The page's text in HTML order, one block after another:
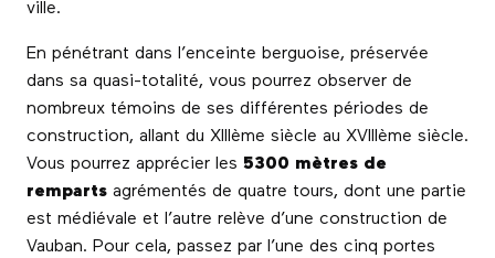
ville.
En pénétrant dans l’enceinte berguoise, préservée
dans sa quasi-totalité, vous pourrez observer de
nombreux témoins de ses différentes périodes de
construction, allant du XIIIème siècle au XVIIIème siècle.
Vous pourrez apprécier les 5300 mètres de
remparts agrémentés de quatre tours, dont une partie
est médiévale et l’autre relève d’une construction de
Vauban. Pour cela, passez par l’une des cinq portes